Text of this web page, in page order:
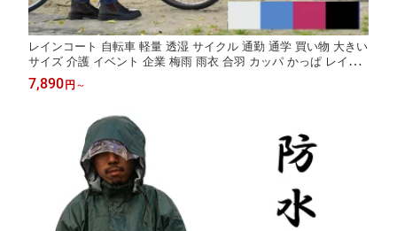
レインコート 自転車 軽量 透湿 サイクル 通勤 通学 買い物 大きい
サイズ 介護 イベント 企業 梅雨 雨衣 合羽 カッパ かっぱ レイニ
ーエース RAINYACE 雨の日 防災 可愛い おしゃれ 便利 入学準備
カインドリーレインパーカ かっぱ日和
7,890 円 ～